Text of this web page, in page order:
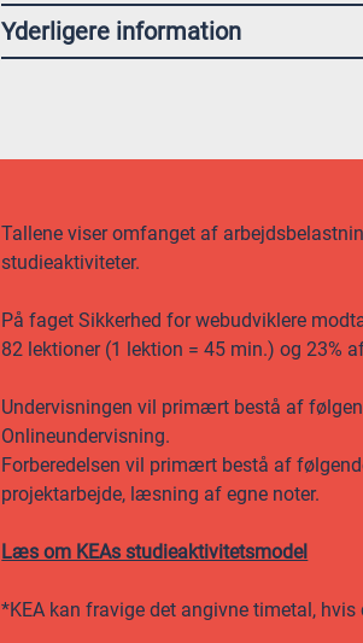
Yderligere information
Tallene viser omfanget af
studieaktiviteter.
På faget Sikkerhed for webudviklere
82 lektioner (1 lektion = 45 min.) og 23%
Undervisningen vil primært bestå af
Onlineundervisning.
Forberedelsen vil primært bestå af
projektarbejde, læsning af egne noter.
Læs om KEAs studieaktivitetsmodel
*KEA kan fravige det angivne timetal,